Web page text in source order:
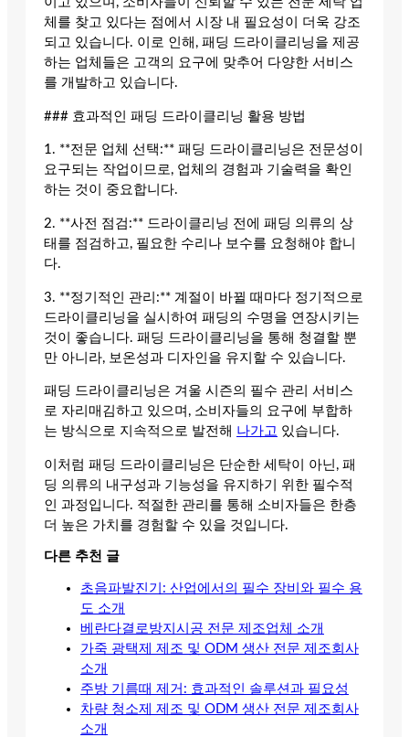
체를 찾고 있다는 점에서 시장 내 필요성이 더욱 강조
되고 있습니다. 이로 인해, 패딩 드라이클리닝을 제공
하는 업체들은 고객의 요구에 맞추어 다양한 서비스
를 개발하고 있습니다.
### 효과적인 패딩 드라이클리닝 활용 방법
1. **전문 업체 선택:** 패딩 드라이클리닝은 전문성이
요구되는 작업이므로, 업체의 경험과 기술력을 확인
하는 것이 중요합니다.
2. **사전 점검:** 드라이클리닝 전에 패딩 의류의 상
태를 점검하고, 필요한 수리나 보수를 요청해야 합니
다.
3. **정기적인 관리:** 계절이 바뀔 때마다 정기적으로
드라이클리닝을 실시하여 패딩의 수명을 연장시키는
것이 좋습니다. 패딩 드라이클리닝을 통해 청결할 뿐
만 아니라, 보온성과 디자인을 유지할 수 있습니다.
패딩 드라이클리닝은 겨울 시즌의 필수 관리 서비스
로 자리매김하고 있으며, 소비자들의 요구에 부합하
는 방식으로 지속적으로 발전해 나가고 있습니다.
이처럼 패딩 드라이클리닝은 단순한 세탁이 아닌, 패
딩 의류의 내구성과 기능성을 유지하기 위한 필수적
인 과정입니다. 적절한 관리를 통해 소비자들은 한층
더 높은 가치를 경험할 수 있을 것입니다.
다른 추천 글
초음파발진기: 산업에서의 필수 장비와 필수 용
도 소개
베란다결로방지시공 전문 제조업체 소개
가죽 광택제 제조 및 ODM 생산 전문 제조회사
소개
주방 기름때 제거: 효과적인 솔루션과 필요성
차량 청소제 제조 및 ODM 생산 전문 제조회사
소개